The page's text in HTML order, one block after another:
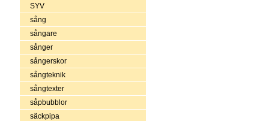
SYV
sång
sångare
sånger
sångerskor
sångteknik
sångtexter
såpbubblor
säckpipa